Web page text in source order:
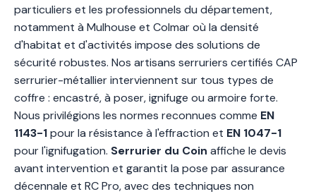
particuliers et les professionnels du département,
notamment à Mulhouse et Colmar où la densité
d'habitat et d'activités impose des solutions de
sécurité robustes. Nos artisans serruriers certifiés CAP
serrurier-métallier interviennent sur tous types de
coffre : encastré, à poser, ignifuge ou armoire forte.
Nous privilégions les normes reconnues comme EN
1143-1pour la résistance à l'effraction et EN 1047-1
pour l'ignifugation. Serrurier du Coin affiche le devis
avant intervention et garantit la pose par assurance
décennale et RC Pro, avec des techniques non